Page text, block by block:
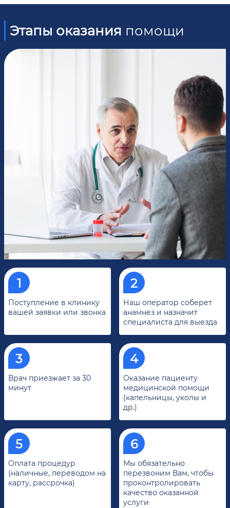
Этапы оказания помощи
Поступление в клинику
вашей заявки или звонка
Наш оператор соберет
анамнез и назначит
специалиста для выезда
Врач приезжает за 30
минут
Оказание пациенту
медицинской помощи
(капельницы, уколы и
др.)
Оплата процедур
(наличные, переводом на
карту, рассрочка)
Мы обязательно
перезвоним Вам, чтобы
проконтролировать
качество оказанной
услуги